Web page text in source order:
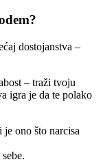
dostojanstva –
– traži tvoju
igra je da te polako
ono što narcisa